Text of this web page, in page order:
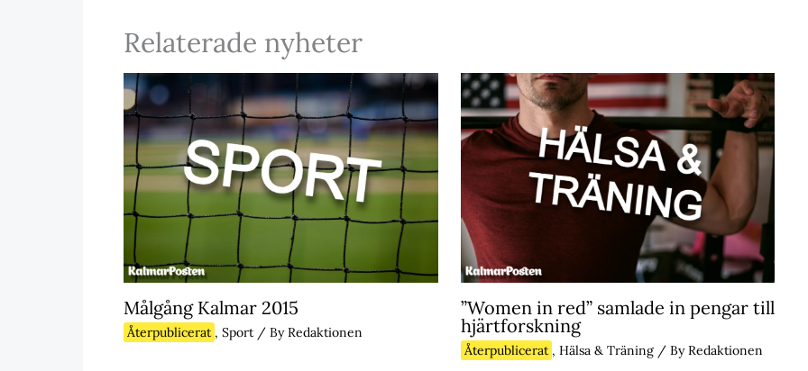
Relaterade nyheter
Målgång Kalmar 2015
Återpublicerat , Sport / ByRedaktionen
”Women in red” samlade in pengar till
hjärtforskning
Återpublicerat , Hälsa & Träning/ ByRedaktionen